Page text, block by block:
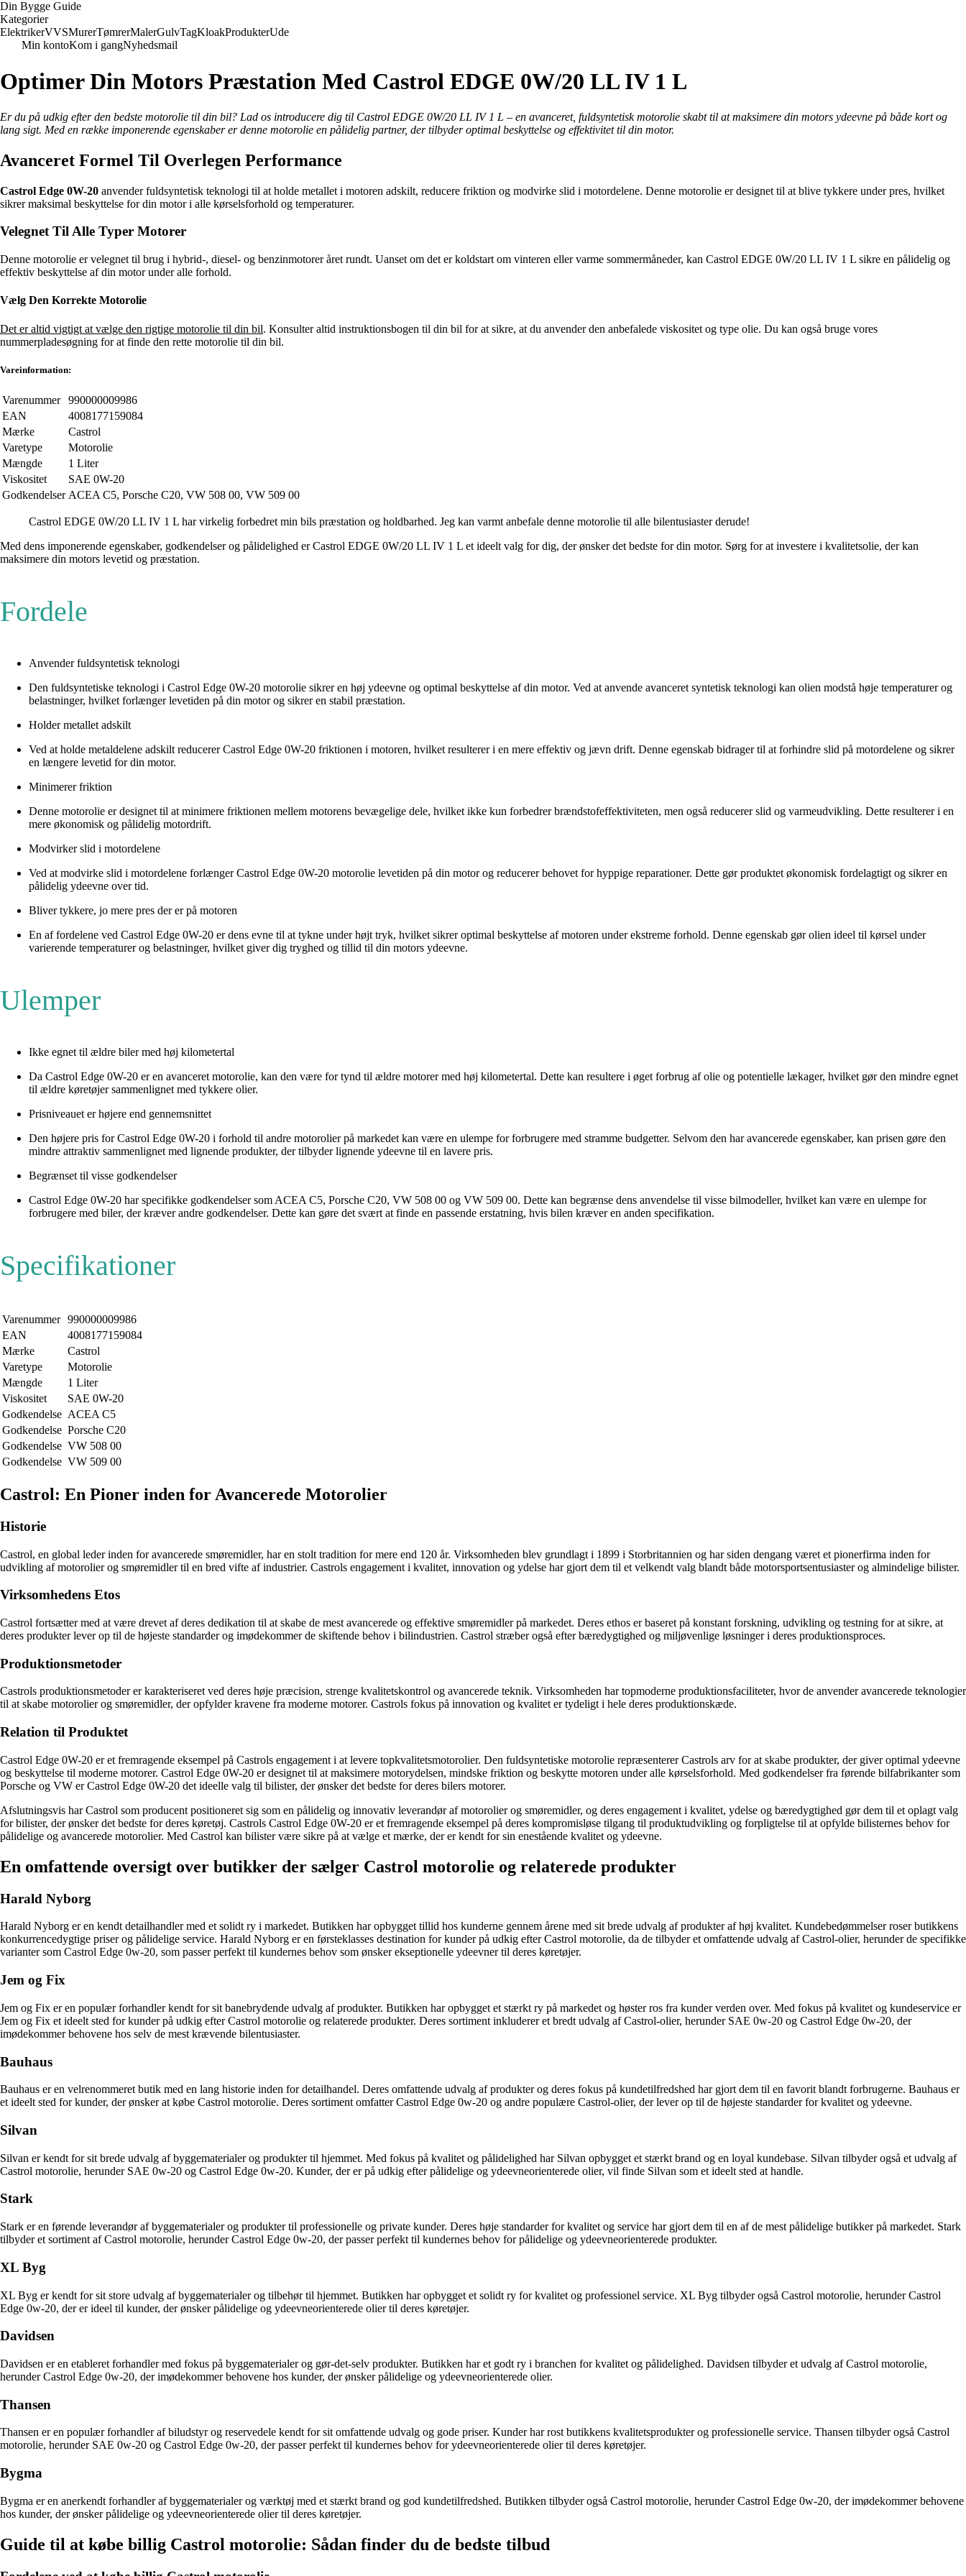
Din Bygge Guide
Kategorier
ElektrikerVVSMurerTømrerMalerGulvTagKloakProdukterUde
Min kontoKom i gangNyhedsmail
Optimer Din Motors Præstation Med Castrol EDGE 0W/20 LL IV 1 L
Er du på udkig efter den bedste motorolie til din bil? Lad os introducere dig til Castrol EDGE 0W/20 LL IV 1 L – en avanceret, fuldsyntetisk motorolie skabt til at maksimere din motors ydeevne på både kort og
lang sigt. Med en række imponerende egenskaber er denne motorolie en pålidelig partner, der tilbyder optimal beskyttelse og effektivitet til din motor.
Avanceret Formel Til Overlegen Performance
Castrol Edge 0W-20 anvender fuldsyntetisk teknologi til at holde metallet i motoren adskilt, reducere friktion og modvirke slid i motordelene. Denne motorolie er designet til at blive tykkere under pres, hvilket
sikrer maksimal beskyttelse for din motor i alle kørselsforhold og temperaturer.
Velegnet Til Alle Typer Motorer
Denne motorolie er velegnet til brug i hybrid-, diesel- og benzinmotorer året rundt. Uanset om det er koldstart om vinteren eller varme sommermåneder, kan Castrol EDGE 0W/20 LL IV 1 L sikre en pålidelig og
effektiv beskyttelse af din motor under alle forhold.
Vælg Den Korrekte Motorolie
Det er altid vigtigt at vælge den rigtige motorolie til din bil. Konsulter altid instruktionsbogen til din bil for at sikre, at du anvender den anbefalede viskositet og type olie. Du kan også bruge vores
nummerpladesøgning for at finde den rette motorolie til din bil.
Vareinformation:
Varenummer
990000009986
EAN
4008177159084
Mærke
Castrol
Varetype
Motorolie
Mængde
1 Liter
Viskositet
SAE 0W-20
Godkendelser ACEA C5, Porsche C20, VW 508 00, VW 509 00
Castrol EDGE 0W/20 LL IV 1 L har virkelig forbedret min bils præstation og holdbarhed. Jeg kan varmt anbefale denne motorolie til alle bilentusiaster derude!
Med dens imponerende egenskaber, godkendelser og pålidelighed er Castrol EDGE 0W/20 LL IV 1 L et ideelt valg for dig, der ønsker det bedste for din motor. Sørg for at investere i kvalitetsolie, der kan
maksimere din motors levetid og præstation.
Fordele
Anvender fuldsyntetisk teknologi
Den fuldsyntetiske teknologi i Castrol Edge 0W-20 motorolie sikrer en høj ydeevne og optimal beskyttelse af din motor. Ved at anvende avanceret syntetisk teknologi kan olien modstå høje temperaturer og
belastninger, hvilket forlænger levetiden på din motor og sikrer en stabil præstation.
Holder metallet adskilt
Ved at holde metaldelene adskilt reducerer Castrol Edge 0W-20 friktionen i motoren, hvilket resulterer i en mere effektiv og jævn drift. Denne egenskab bidrager til at forhindre slid på motordelene og sikrer
en længere levetid for din motor.
Minimerer friktion
Denne motorolie er designet til at minimere friktionen mellem motorens bevægelige dele, hvilket ikke kun forbedrer brændstofeffektiviteten, men også reducerer slid og varmeudvikling. Dette resulterer i en
mere økonomisk og pålidelig motordrift.
Modvirker slid i motordelene
Ved at modvirke slid i motordelene forlænger Castrol Edge 0W-20 motorolie levetiden på din motor og reducerer behovet for hyppige reparationer. Dette gør produktet økonomisk fordelagtigt og sikrer en
pålidelig ydeevne over tid.
Bliver tykkere, jo mere pres der er på motoren
En af fordelene ved Castrol Edge 0W-20 er dens evne til at tykne under højt tryk, hvilket sikrer optimal beskyttelse af motoren under ekstreme forhold. Denne egenskab gør olien ideel til kørsel under
varierende temperaturer og belastninger, hvilket giver dig tryghed og tillid til din motors ydeevne.
Ulemper
Ikke egnet til ældre biler med høj kilometertal
Da Castrol Edge 0W-20 er en avanceret motorolie, kan den være for tynd til ældre motorer med høj kilometertal. Dette kan resultere i øget forbrug af olie og potentielle lækager, hvilket gør den mindre egnet
til ældre køretøjer sammenlignet med tykkere olier.
Prisniveauet er højere end gennemsnittet
Den højere pris for Castrol Edge 0W-20 i forhold til andre motorolier på markedet kan være en ulempe for forbrugere med stramme budgetter. Selvom den har avancerede egenskaber, kan prisen gøre den
mindre attraktiv sammenlignet med lignende produkter, der tilbyder lignende ydeevne til en lavere pris.
Begrænset til visse godkendelser
Castrol Edge 0W-20 har specifikke godkendelser som ACEA C5, Porsche C20, VW 508 00 og VW 509 00. Dette kan begrænse dens anvendelse til visse bilmodeller, hvilket kan være en ulempe for
forbrugere med biler, der kræver andre godkendelser. Dette kan gøre det svært at finde en passende erstatning, hvis bilen kræver en anden specifikation.
Specifikationer
Varenummer 990000009986
EAN
4008177159084
Mærke
Castrol
Varetype
Motorolie
Mængde
1 Liter
Viskositet
SAE 0W-20
Godkendelse ACEA C5
Godkendelse Porsche C20
Godkendelse VW 508 00
Godkendelse VW 509 00
Castrol: En Pioner inden for Avancerede Motorolier
Historie
Castrol, en global leder inden for avancerede smøremidler, har en stolt tradition for mere end 120 år. Virksomheden blev grundlagt i 1899 i Storbritannien og har siden dengang været et pionerfirma inden for
udvikling af motorolier og smøremidler til en bred vifte af industrier. Castrols engagement i kvalitet, innovation og ydelse har gjort dem til et velkendt valg blandt både motorsportsentusiaster og almindelige bilister.
Virksomhedens Etos
Castrol fortsætter med at være drevet af deres dedikation til at skabe de mest avancerede og effektive smøremidler på markedet. Deres ethos er baseret på konstant forskning, udvikling og testning for at sikre, at
deres produkter lever op til de højeste standarder og imødekommer de skiftende behov i bilindustrien. Castrol stræber også efter bæredygtighed og miljøvenlige løsninger i deres produktionsproces.
Produktionsmetoder
Castrols produktionsmetoder er karakteriseret ved deres høje præcision, strenge kvalitetskontrol og avancerede teknik. Virksomheden har topmoderne produktionsfaciliteter, hvor de anvender avancerede teknologier
til at skabe motorolier og smøremidler, der opfylder kravene fra moderne motorer. Castrols fokus på innovation og kvalitet er tydeligt i hele deres produktionskæde.
Relation til Produktet
Castrol Edge 0W-20 er et fremragende eksempel på Castrols engagement i at levere topkvalitetsmotorolier. Den fuldsyntetiske motorolie repræsenterer Castrols arv for at skabe produkter, der giver optimal ydeevne
og beskyttelse til moderne motorer. Castrol Edge 0W-20 er designet til at maksimere motorydelsen, mindske friktion og beskytte motoren under alle kørselsforhold. Med godkendelser fra førende bilfabrikanter som
Porsche og VW er Castrol Edge 0W-20 det ideelle valg til bilister, der ønsker det bedste for deres bilers motorer.
Afslutningsvis har Castrol som producent positioneret sig som en pålidelig og innovativ leverandør af motorolier og smøremidler, og deres engagement i kvalitet, ydelse og bæredygtighed gør dem til et oplagt valg
for bilister, der ønsker det bedste for deres køretøj. Castrols Castrol Edge 0W-20 er et fremragende eksempel på deres kompromisløse tilgang til produktudvikling og forpligtelse til at opfylde bilisternes behov for
pålidelige og avancerede motorolier. Med Castrol kan bilister være sikre på at vælge et mærke, der er kendt for sin enestående kvalitet og ydeevne.
En omfattende oversigt over butikker der sælger Castrol motorolie og relaterede produkter
Harald Nyborg
Harald Nyborg er en kendt detailhandler med et solidt ry i markedet. Butikken har opbygget tillid hos kunderne gennem årene med sit brede udvalg af produkter af høj kvalitet. Kundebedømmelser roser butikkens
konkurrencedygtige priser og pålidelige service. Harald Nyborg er en førsteklasses destination for kunder på udkig efter Castrol motorolie, da de tilbyder et omfattende udvalg af Castrol-olier, herunder de specifikke
varianter som Castrol Edge 0w-20, som passer perfekt til kundernes behov som ønsker ekseptionelle ydeevner til deres køretøjer.
Jem og Fix
Jem og Fix er en populær forhandler kendt for sit banebrydende udvalg af produkter. Butikken har opbygget et stærkt ry på markedet og høster ros fra kunder verden over. Med fokus på kvalitet og kundeservice er
Jem og Fix et ideelt sted for kunder på udkig efter Castrol motorolie og relaterede produkter. Deres sortiment inkluderer et bredt udvalg af Castrol-olier, herunder SAE 0w-20 og Castrol Edge 0w-20, der
imødekommer behovene hos selv de mest krævende bilentusiaster.
Bauhaus
Bauhaus er en velrenommeret butik med en lang historie inden for detailhandel. Deres omfattende udvalg af produkter og deres fokus på kundetilfredshed har gjort dem til en favorit blandt forbrugerne. Bauhaus er
et ideelt sted for kunder, der ønsker at købe Castrol motorolie. Deres sortiment omfatter Castrol Edge 0w-20 og andre populære Castrol-olier, der lever op til de højeste standarder for kvalitet og ydeevne.
Silvan
Silvan er kendt for sit brede udvalg af byggematerialer og produkter til hjemmet. Med fokus på kvalitet og pålidelighed har Silvan opbygget et stærkt brand og en loyal kundebase. Silvan tilbyder også et udvalg af
Castrol motorolie, herunder SAE 0w-20 og Castrol Edge 0w-20. Kunder, der er på udkig efter pålidelige og ydeevneorienterede olier, vil finde Silvan som et ideelt sted at handle.
Stark
Stark er en førende leverandør af byggematerialer og produkter til professionelle og private kunder. Deres høje standarder for kvalitet og service har gjort dem til en af de mest pålidelige butikker på markedet. Stark
tilbyder et sortiment af Castrol motorolie, herunder Castrol Edge 0w-20, der passer perfekt til kundernes behov for pålidelige og ydeevneorienterede produkter.
XL Byg
XL Byg er kendt for sit store udvalg af byggematerialer og tilbehør til hjemmet. Butikken har opbygget et solidt ry for kvalitet og professionel service. XL Byg tilbyder også Castrol motorolie, herunder Castrol
Edge 0w-20, der er ideel til kunder, der ønsker pålidelige og ydeevneorienterede olier til deres køretøjer.
Davidsen
Davidsen er en etableret forhandler med fokus på byggematerialer og gør-det-selv produkter. Butikken har et godt ry i branchen for kvalitet og pålidelighed. Davidsen tilbyder et udvalg af Castrol motorolie,
herunder Castrol Edge 0w-20, der imødekommer behovene hos kunder, der ønsker pålidelige og ydeevneorienterede olier.
Thansen
Thansen er en populær forhandler af biludstyr og reservedele kendt for sit omfattende udvalg og gode priser. Kunder har rost butikkens kvalitetsprodukter og professionelle service. Thansen tilbyder også Castrol
motorolie, herunder SAE 0w-20 og Castrol Edge 0w-20, der passer perfekt til kundernes behov for ydeevneorienterede olier til deres køretøjer.
Bygma
Bygma er en anerkendt forhandler af byggematerialer og værktøj med et stærkt brand og god kundetilfredshed. Butikken tilbyder også Castrol motorolie, herunder Castrol Edge 0w-20, der imødekommer behovene
hos kunder, der ønsker pålidelige og ydeevneorienterede olier til deres køretøjer.
Guide til at købe billig Castrol motorolie: Sådan finder du de bedste tilbud